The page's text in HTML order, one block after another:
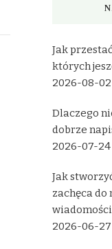
Jak
których
2026-08-02
Dlaczego
dobrze
2026-07-24
Jak
zachęca do
wiadomości
2026-06-27